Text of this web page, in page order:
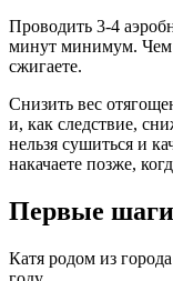
Проводить 3-4
минут минимум. Чем
сжигаете.
Снизить вес
и, как следствие,
нельзя сушиться и
накачаете позже,
Первые
Катя родом из